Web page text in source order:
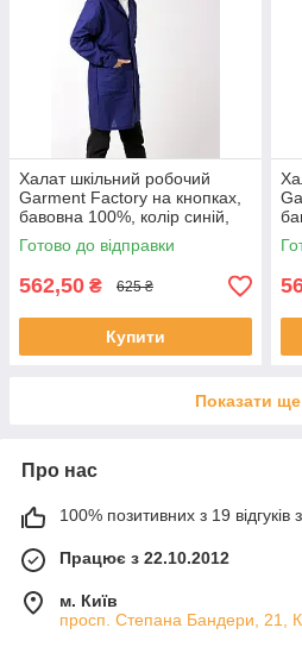
Халат шкільний робочий
Garment Factory на кнопках,
бавовна 100%, колір синій,
40 розмір | Халат для труда
Готово до відправки
562,50 ₴ 625 ₴
Купити
Показати ще
Про нас
100% позитивних з 19 відгуків
Працює з 22.10.2012
м. Київ
просп. Степана Бандери, 21,